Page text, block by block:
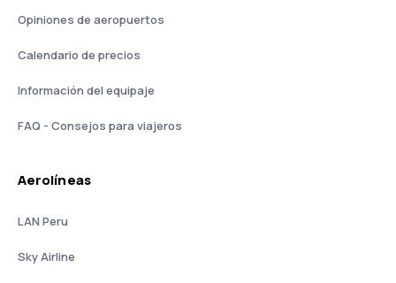
Opiniones de aeropuertos
Calendario de precios
Información del equipaje
FAQ - Consejos para viajeros
Aerolíneas
LAN Peru
Sky Airline